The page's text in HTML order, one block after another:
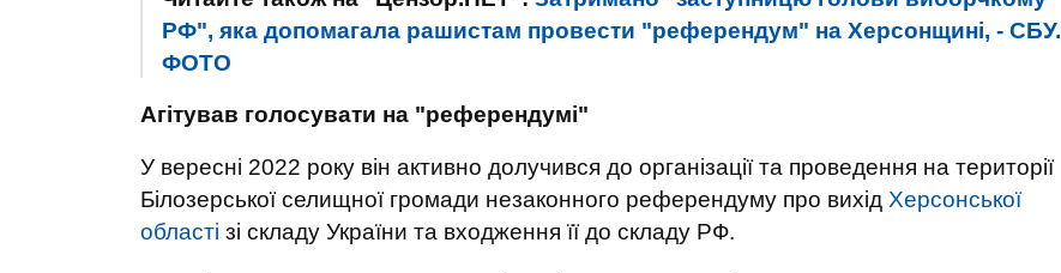
РФ", яка допомагала рашистам провести "референдум" на Херсонщині, - СБУ.
ФОТО
Агітував голосувати на "референдумі"
У вересні 2022 року він активно долучився до організації та проведення на території
Білозерської селищної громади незаконного референдуму про вихід Херсонської
області зі складу України та входження її до складу РФ.